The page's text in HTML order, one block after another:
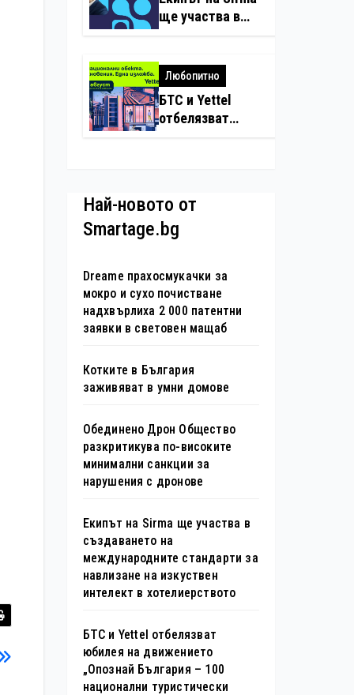
нарушения с
дронове
ще участва в
създаването на
стандарти за
навлизане на
изкуствен
интелект в
Любопитно
БТС и Yettel
отбелязват
национални
туристически
изложба в София
Най-новото от
Smartage.bg
Dreame прахосмукачки за
мокро и сухо почистване
надхвърлиха 2 000 патентни
заявки в световен мащаб
Котките в България
заживяват в умни домове
Обединено Дрон Общество
разкритикува по-високите
минимални санкции за
нарушения с дронове
Екипът на Sirma ще участва в
създаването на
международните стандарти за
навлизане на изкуствен
интелект в хотелиерството
БТС и Yettel отбелязват
юбилея на движението
„Опознай България – 100
национални туристически